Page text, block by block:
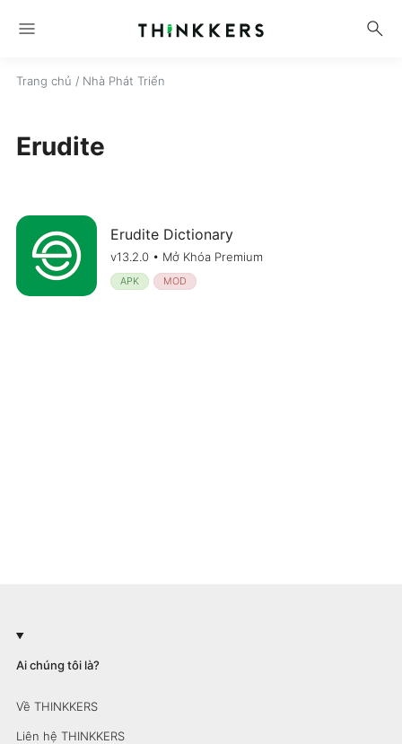
menu search
Trang chủ / Nhà Phát Triển
Erudite
Erudite Dictionary
v13.2.0 • Mở Khóa Premium
APK MOD
Ai chúng tôi là?
Về THINKKERS
Liên hệ THINKKERS